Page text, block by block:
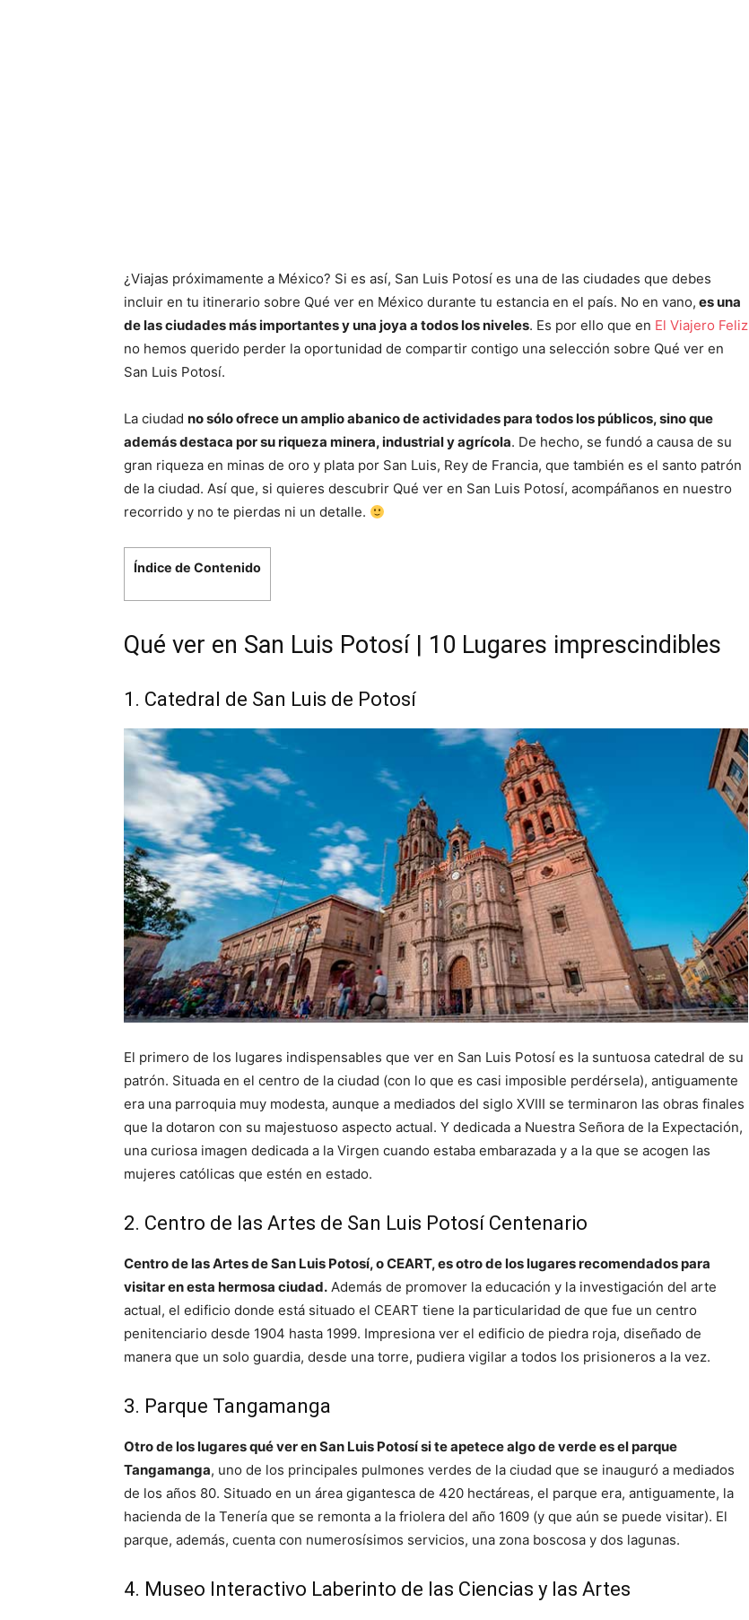
¿Viajas próximamente a México? Si es así, San Luis Potosí es una de las ciudades que debes
incluir en tu itinerario sobre Qué ver en México durante tu estancia en el país. No en vano, es una
de las ciudades más importantes y una joya a todos los niveles. Es por ello que en El Viajero Feliz
no hemos querido perder la oportunidad de compartir contigo una selección sobre Qué ver en
San Luis Potosí.
La ciudad no sólo ofrece un amplio abanico de actividades para todos los públicos, sino que
además destaca por su riqueza minera, industrial y agrícola. De hecho, se fundó a causa de su
gran riqueza en minas de oro y plata por San Luis, Rey de Francia, que también es el santo patrón
de la ciudad. Así que, si quieres descubrir Qué ver en San Luis Potosí, acompáñanos en nuestro
recorrido y no te pierdas ni un detalle.
Índice de Contenido
Qué ver en San Luis Potosí | 10 Lugares imprescindibles
1. Catedral de San Luis de Potosí
El primero de los lugares indispensables que ver en San Luis Potosí es la suntuosa catedral de su
patrón. Situada en el centro de la ciudad (con lo que es casi imposible perdérsela), antiguamente
era una parroquia muy modesta, aunque a mediados del siglo XVIII se terminaron las obras finales
que la dotaron con su majestuoso aspecto actual. Y dedicada a Nuestra Señora de la Expectación,
una curiosa imagen dedicada a la Virgen cuando estaba embarazada y a la que se acogen las
mujeres católicas que estén en estado.
2. Centro de las Artes de San Luis Potosí Centenario
Centro de las Artes de San Luis Potosí, o CEART, es otro de los lugares recomendados para
visitar en esta hermosa ciudad. Además de promover la educación y la investigación del arte
actual, el edificio donde está situado el CEART tiene la particularidad de que fue un centro
penitenciario desde 1904 hasta 1999. Impresiona ver el edificio de piedra roja, diseñado de
manera que un solo guardia, desde una torre, pudiera vigilar a todos los prisioneros a la vez.
3. Parque Tangamanga
Otro de los lugares qué ver en San Luis Potosí si te apetece algo de verde es el parque
Tangamanga, uno de los principales pulmones verdes de la ciudad que se inauguró a mediados
de los años 80. Situado en un área gigantesca de 420 hectáreas, el parque era, antiguamente, la
hacienda de la Tenería que se remonta a la friolera del año 1609 (y que aún se puede visitar). El
parque, además, cuenta con numerosísimos servicios, una zona boscosa y dos lagunas.
4. Museo Interactivo Laberinto de las Ciencias y las Artes